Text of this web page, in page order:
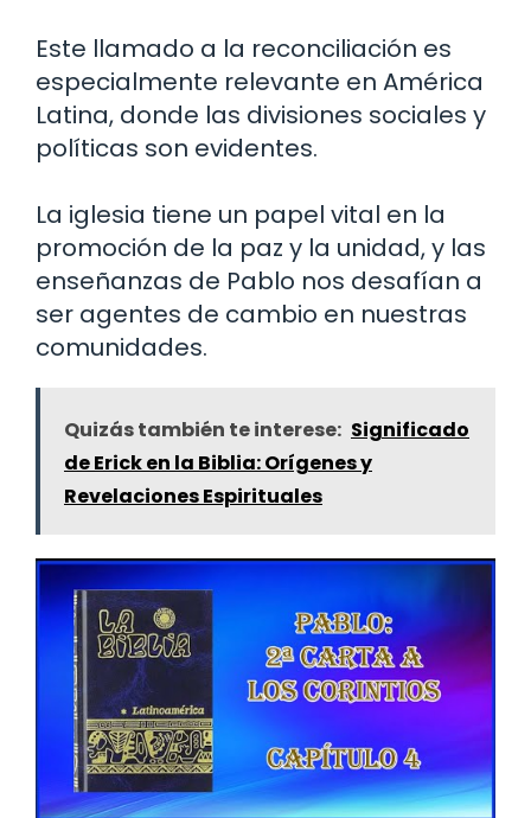
Este llamado a la reconciliación es
especialmente relevante en América
Latina, donde las divisiones sociales y
políticas son evidentes.
La iglesia tiene un papel vital en la
promoción de la paz y la unidad, y las
enseñanzas de Pablo nos desafían a
ser agentes de cambio en nuestras
comunidades.
Quizás también te interese: Significado
de Erick en la Biblia: Orígenes y
Revelaciones Espirituales